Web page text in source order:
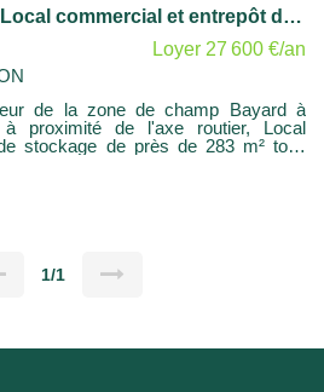
BOEN SUR LIGNON - Local commercial et entrepôt de 282.63 m²
Loyer 27 600 €/an
de la zone de champ Bayard à
proximité de l'axe routier, Local
de près de 283 m² total
1/1